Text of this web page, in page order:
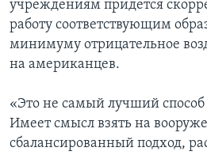
учреждениям придется
работу соответствующим
минимуму отрицательное
на американцев.
«Это не самый лучший способ
Имеет смысл взять на
сбалансированный подход,